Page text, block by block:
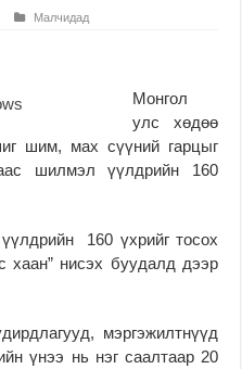
Малчидад
Монгол
улс хөдөө
шим, мах сүүний гарцыг
шилмэл үүлдрийн 160
160 үхрийг тосох
хаан” нисэх буудалд дээр
мэргэжилтнүүд
үнээ нь нэг саалтаар 20